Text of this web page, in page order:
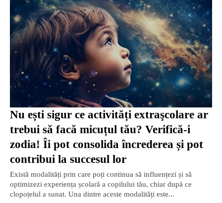
Nu ești sigur ce activități extraşcolare ar
trebui să facă micuțul tău? Verifică-i
zodia! Îi pot consolida încrederea și pot
contribui la succesul lor
Există modalități prin care poți continua să influențezi și să
optimizezi experiența școlară a copilului tău, chiar după ce
clopoțelul a sunat. Una dintre aceste modalități este...